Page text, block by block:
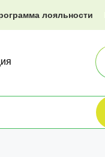
лояльности